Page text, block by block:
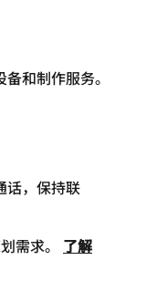
和制作服务。
话，保持联
需求。
了解